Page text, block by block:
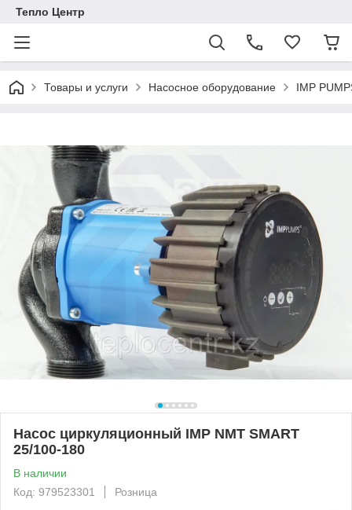
Тепло Центр
Товары и услуги Насосное оборудование IMP
Насос циркуляционный IMP NMT SMART
25/100-180
В наличии
Код: 979523301
Розница